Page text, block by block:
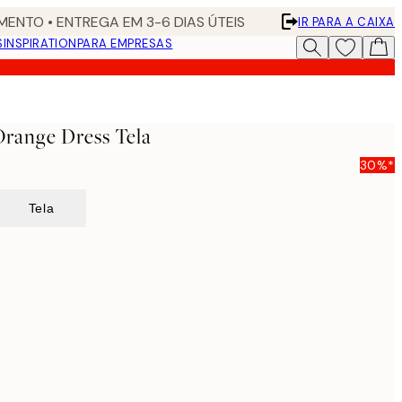
• ENTREGA EM 3-6 DIAS ÚTEIS
IR PARA A CAIXA
INSPIRATIONPARA EMPRESAS
Dress Tela
30%*
Tela